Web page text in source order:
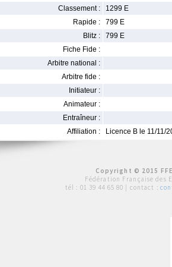
Classement :
1299 E
Rapide :
799 E
Blitz :
799 E
Fiche Fide :
Arbitre national :
Arbitre fide :
Initiateur :
Animateur :
Entraîneur :
Affiliation :
Licence B le 11/11/
Copyright © 2015
Fédération Française des
tél : 01 39 44 65 80 | contact :